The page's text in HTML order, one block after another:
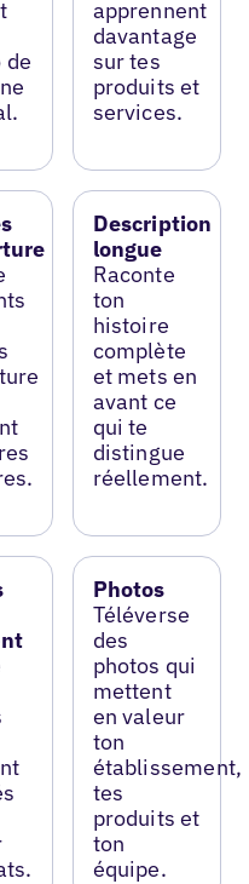
de
apprennent
davantage
sur tes
produits et
services.
Description
longue
Raconte
ton
histoire
complète
et mets en
avant ce
qui te
distingue
réellement.
Photos
Téléverse
des
photos qui
mettent
en valeur
ton
établissement,
tes
produits et
ton
équipe.